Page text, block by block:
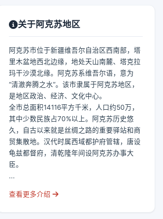
关于阿克苏地区
阿克苏市位于新疆维吾尔自治区西南部，塔
里木盆地西北边缘，地处天山南麓、塔克拉
玛干沙漠北缘。阿克苏系维吾尔语，意为
“清澈奔腾之水”。该市隶属于阿克苏地区，
是地区政治、经济、文化中心。
全市总面积14116平方千米，人口约50万，
其中少数民族占70%以上。阿克苏历史悠
久，自古以来就是丝绸之路的重要驿站和商
贸集散地。汉代时属西域都护府管辖，唐设
龟兹都督府，清乾隆年间设阿克苏办事大
臣。
...
查看更多介绍